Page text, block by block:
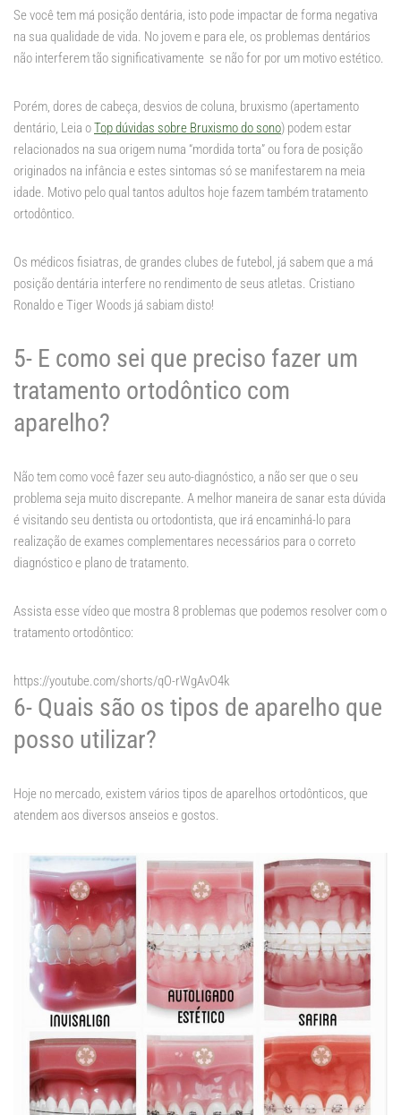
Se você tem má posição dentária, isto pode impactar de forma negativa
na sua qualidade de vida. No jovem e para ele, os problemas dentários
não interferem tão significativamente se não for por um motivo estético.
Porém, dores de cabeça, desvios de coluna, bruxismo (apertamento
dentário, Leia oTop dúvidas sobre Bruxismo do sono) podem estar
relacionados na sua origem numa “mordida torta” ou fora de posição
originados na infância e estes sintomas só se manifestarem na meia
idade. Motivo pelo qual tantos adultos hoje fazem também tratamento
ortodôntico.
Os médicos fisiatras, de grandes clubes de futebol, já sabem que a má
posição dentária interfere no rendimento de seus atletas. Cristiano
Ronaldo e Tiger Woods já sabiam disto!
5- E como sei que preciso fazer um
tratamento ortodôntico com
aparelho?
Não tem como você fazer seu auto-diagnóstico, a não ser que o seu
problema seja muito discrepante. A melhor maneira de sanar esta dúvida
é visitando seu dentista ou ortodontista, que irá encaminhá-lo para
realização de exames complementares necessários para o correto
diagnóstico e plano de tratamento.
Assista esse vídeo que mostra 8 problemas que podemos resolver com o
tratamento ortodôntico:
https://youtube.com/shorts/qO-rWgAvO4k
6- Quais são os tipos de aparelho que
posso utilizar?
Hoje no mercado, existem vários tipos de aparelhos ortodônticos, que
atendem aos diversos anseios e gostos.